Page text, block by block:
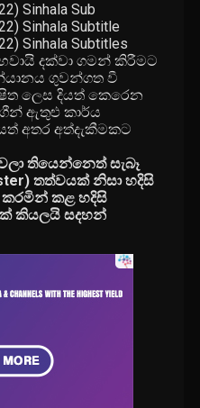
Sinhala Sub
Sinhala Subtitle
Sinhala Subtitles
දක්වා ගමන් කිරීමට
ගුවන්ගත වී
ලෙස දියත් කෙරෙන
ඇතුළු කාර්ය
අතර අත්දැකීමකට
තියෙන්නෙත් සැබෑ
තත්වයක් නිසා හදිසි
කරමින් කළ හදිසි
කියලයි සදහන්